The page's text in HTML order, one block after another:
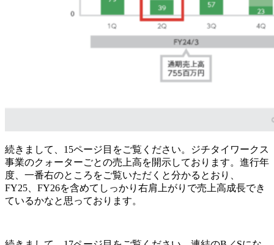
続きまして、15ページ目をご覧ください。ジチタイワークス
事業のクォーターごとの売上高を開示しております。進行年
度、一番右のところをご覧いただくと分かるとおり、
FY25、FY26を含めてしっかり右肩上がりで売上高成長でき
ているかなと思っております。